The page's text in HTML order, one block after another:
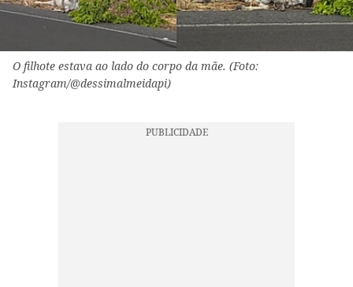
O filhote estava ao lado do corpo da mãe. (Foto:
Instagram/@dessimalmeidapi)